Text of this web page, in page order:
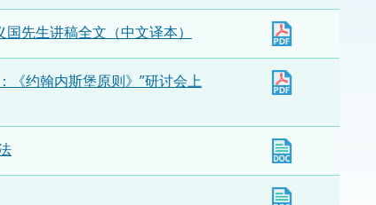
先生讲稿全文（中文译本）
《约翰内斯堡原则》”研讨会上